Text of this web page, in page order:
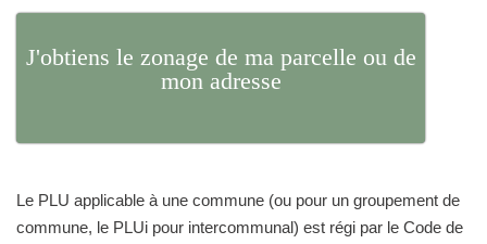
J'obtiens le zonage de ma parcelle ou de
mon adresse
Le PLU applicable à une commune (ou pour un groupement de
commune, le PLUi pour intercommunal) est régi par le Code de